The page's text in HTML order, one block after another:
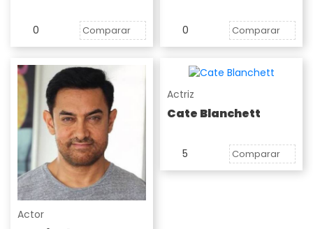
0 Comparar 0 Comparar
Actor
Actriz
Cate Blanchett
5 Comparar